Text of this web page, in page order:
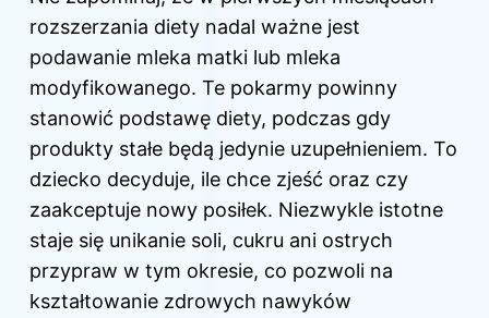
rozszerzania diety nadal ważne jest
podawanie mleka matki lub mleka
modyfikowanego. Te pokarmy powinny
stanowić podstawę diety, podczas gdy
produkty stałe będą jedynie uzupełnieniem. To
dziecko decyduje, ile chce zjeść oraz czy
zaakceptuje nowy posiłek. Niezwykle istotne
staje się unikanie soli, cukru ani ostrych
przypraw w tym okresie, co pozwoli na
kształtowanie zdrowych nawyków